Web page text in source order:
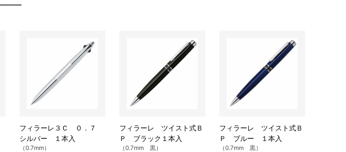
フィラーレ３Ｃ ０．７
シルバー １本入
（0.7mm）
フィラーレ ツイスト式Ｂ
Ｐ ブラック１本入
（0.7mm 黒）
フィラーレ ツイスト式Ｂ
Ｐ ブルー １本入
（0.7mm 黒）